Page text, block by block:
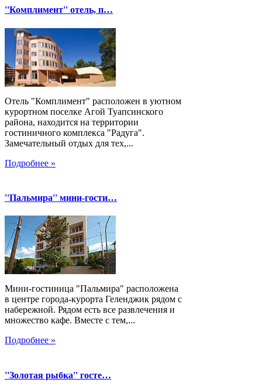
''Комплимент'' отель, п…
Отель "Комплимент" расположен в уютном
курортном поселке Агой Туапсинского
района, находится на территории
гостиничного комплекса "Радуга".
Замечательный отдых для тех,...
Подробнее »
''Пальмира'' мини-гости…
Мини-гостиница "Пальмира" расположена
в центре города-курорта Геленджик рядом с
набережной. Рядом есть все развлечения и
множество кафе. Вместе с тем,...
Подробнее »
''Золотая рыбка'' госте…